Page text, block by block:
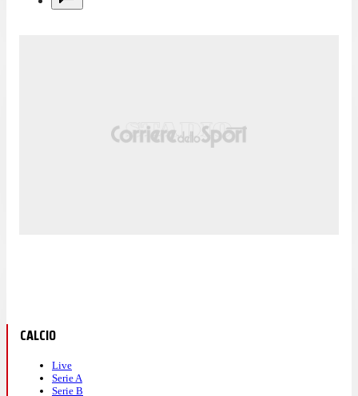
CALCIO
Live
Serie A
Serie B